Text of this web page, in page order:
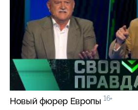
Новый фюрер Европы 16+